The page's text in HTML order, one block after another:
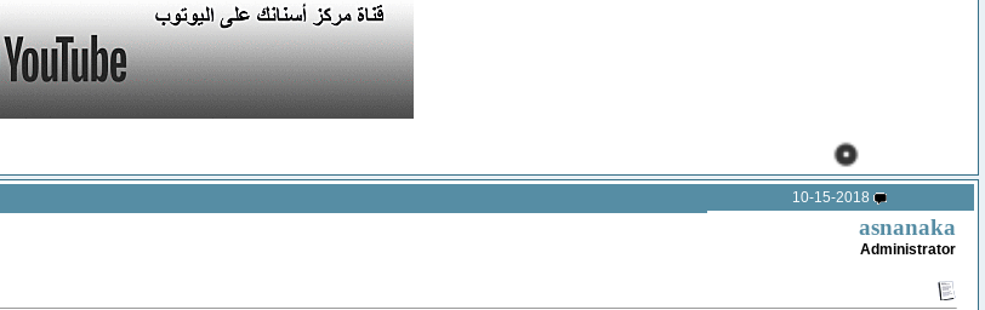
10-15-2018
asnanaka
Administrator